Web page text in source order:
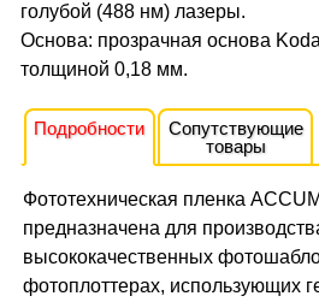
голубой (488 нм) лазеры.
Основа: прозрачная основа
толщиной 0,18 мм.
Подробности
Сопутствующие
товары
Фототехническая пленка
предназначена для
высококачественных
фотоплоттерах, использующих